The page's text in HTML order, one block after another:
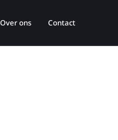
Over ons Contact